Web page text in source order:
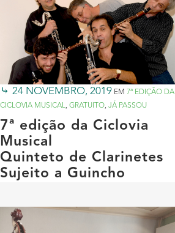
24 NOVEMBRO, 2019 EM 7ª EDIÇÃO DA
CICLOVIA MUSICAL, GRATUITO, JÁ PASSOU
7ª edição da Ciclovia
Musical
Quinteto de Clarinetes
Sujeito a Guincho